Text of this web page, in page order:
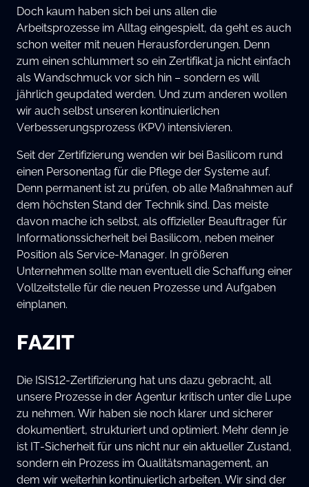
Doch kaum haben sich bei uns allen die
Arbeitsprozesse im Alltag eingespielt, da geht es auch
schon weiter mit neuen Herausforderungen. Denn
zum einen schlummert so ein Zertifikat ja nicht einfach
als Wandschmuck vor sich hin – sondern es will
jährlich geupdated werden. Und zum anderen wollen
wir auch selbst unseren kontinuierlichen
Verbesserungsprozess (KPV) intensivieren.
Seit der Zertifizierung wenden wir bei Basilicom rund
einen Personentag für die Pflege der Systeme auf.
Denn permanent ist zu prüfen, ob alle Maßnahmen auf
dem höchsten Stand der Technik sind. Das meiste
davon mache ich selbst, als offizieller Beauftrager für
Informationssicherheit bei Basilicom, neben meiner
Position als Service-Manager. In größeren
Unternehmen sollte man eventuell die Schaffung einer
Vollzeitstelle für die neuen Prozesse und Aufgaben
einplanen.
FAZIT
Die ISIS12-Zertifizierung hat uns dazu gebracht, all
unsere Prozesse in der Agentur kritisch unter die Lupe
zu nehmen. Wir haben sie noch klarer und sicherer
dokumentiert, strukturiert und optimiert. Mehr denn je
ist IT-Sicherheit für uns nicht nur ein aktueller Zustand,
sondern ein Prozess im Qualitätsmanagement, an
dem wir weiterhin kontinuierlich arbeiten. Wir sind der